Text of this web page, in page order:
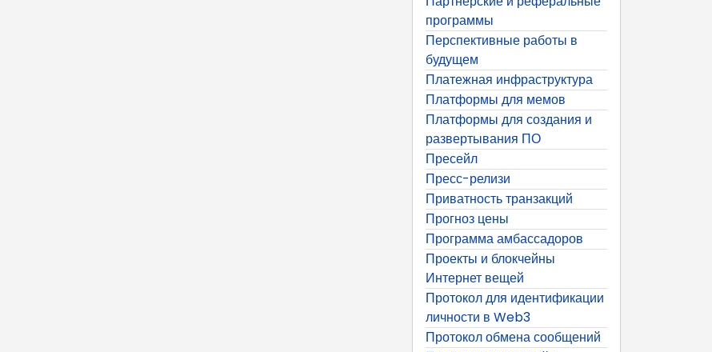
программы
Перспективные работы в
будущем
Платежная инфраструктура
Платформы для мемов
Платформы для создания и
развертывания ПО
Пресейл
Пресс-релизи
Приватность транзакций
Прогноз цены
Программа амбассадоров
Проекты и блокчейны
Интернет вещей
Протокол для идентификации
личности в Web3
Протокол обмена сообщений